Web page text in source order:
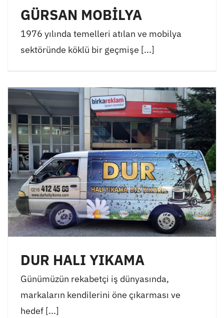
GÜRSAN MOBİLYA
1976 yılında temelleri atılan ve mobilya
sektöründe köklü bir geçmişe [...]
DUR HALI YIKAMA
Günümüzün rekabetçi iş dünyasında,
markaların kendilerini öne çıkarması ve
hedef [...]